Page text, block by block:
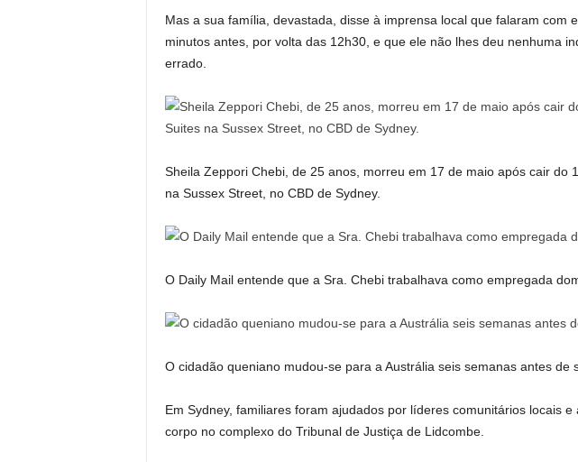
Mas a sua família, devastada, disse à imprensa local que falaram com
minutos antes, por volta das 12h30, e que ele não lhes deu nenhuma
errado.
Sheila Zeppori Chebi, de 25 anos, morreu em 17 de maio após cair do
na Sussex Street, no CBD de Sydney.
O Daily Mail entende que a Sra. Chebi trabalhava como empregada
O cidadão queniano mudou-se para a Austrália seis semanas antes de
Em Sydney, familiares foram ajudados por líderes comunitários locais
corpo no complexo do Tribunal de Justiça de Lidcombe.